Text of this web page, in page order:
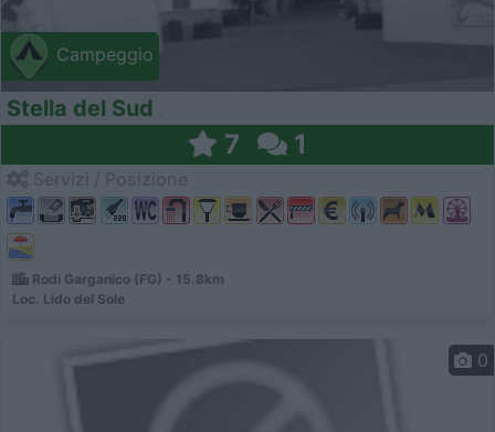
Campeggio
Stella del Sud
7 1
Rodi Garganico (FG) - 15.8km
Loc. Lido del Sole
0